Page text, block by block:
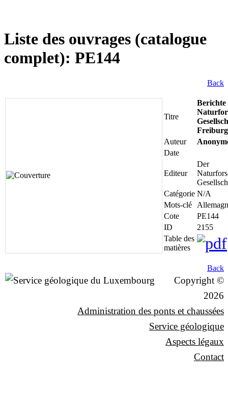
Liste des ouvrages (catalogue
complet): PE144
Back
Titre
Berichte
Freiburg
Auteur
Date
Editeur
Der
Catégorie N/A
Mots-clé
Cote
PE144
ID
2155
Table des
matières
Back
Copyright ©
2026
Administration des ponts et chaussées
Service géologique
Aspects légaux
Contact